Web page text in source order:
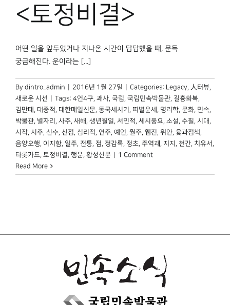
<토정비결>
어떤 일을 앞두었거나 지나온 시간이 답답했을 때, 문득
궁금해진다. 운이라는 [...]
By dintro_admin 2016년 1월 27일 Categories: Legacy, 人터뷰,
새로운 시선
Tags: 4언4구, 괘사, 국립, 국립민속박물관, 길흉화복,
김만태 , 대중적, 대한매일신문, 동국세시기 , 띠별운세 , 명리학, 문화, 민속,
박물관, 별자리 , 사주, 새해 , 생년월일, 서민적, 세시풍요, 소설, 수필, 시대 ,
시작, 시주, 신수, 신점, 심리적, 연주, 예언, 월주, 웹진, 위안, 윷과점책,
음양오행, 이지함, 일주, 전통, 점, 정감록, 정초, 주역괘 , 지지 , 천간, 치유서 ,
타롯카드, 토정비결, 행운, 황성신문
1 Comment
Read More